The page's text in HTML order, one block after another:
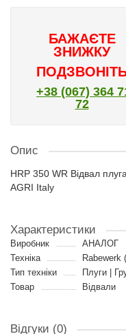
БАЖАЄТЕ
ЗНИЖКУ
+38 (067) 364
72
Опис
HRP 350 WR Відвал
AGRI Italy
Характеристики
Виробник
АНАЛОГ
Техніка
Rabewerk
Тип техніки
Плуги |
Товар
Відвали
Відгуки (0)